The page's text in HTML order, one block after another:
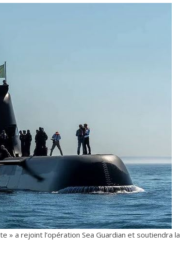
» a rejoint l’opération Sea Guardian et soutiendra la